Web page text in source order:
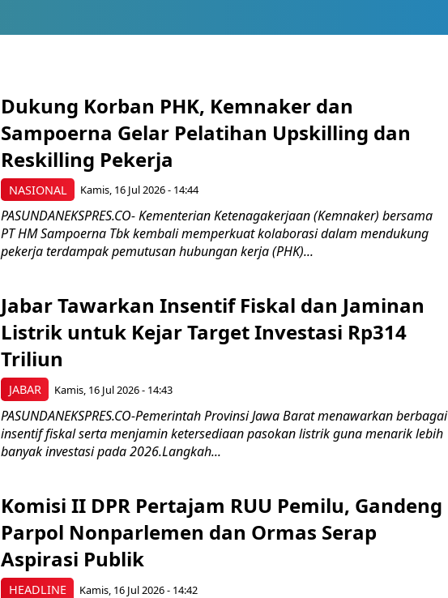
NASIONAL
Dukung Korban PHK, Kemnaker dan
Sampoerna Gelar Pelatihan Upskilling dan
Reskilling Pekerja
Kamis, 16 Jul 2026 - 14:44
PASUNDANEKSPRES.CO- Kementerian Ketenagakerjaan (Kemnaker) bersama
PT HM Sampoerna Tbk kembali memperkuat kolaborasi dalam mendukung
pekerja terdampak pemutusan hubungan kerja (PHK)...
JABAR
Jabar Tawarkan Insentif Fiskal dan Jaminan
Listrik untuk Kejar Target Investasi Rp314
Triliun
Kamis, 16 Jul 2026 - 14:43
PASUNDANEKSPRES.CO-Pemerintah Provinsi Jawa Barat menawarkan berbagai
insentif fiskal serta menjamin ketersediaan pasokan listrik guna menarik lebih
banyak investasi pada 2026.Langkah...
HEADLINE
Komisi II DPR Pertajam RUU Pemilu, Gandeng
Parpol Nonparlemen dan Ormas Serap
Aspirasi Publik
Kamis, 16 Jul 2026 - 14:42